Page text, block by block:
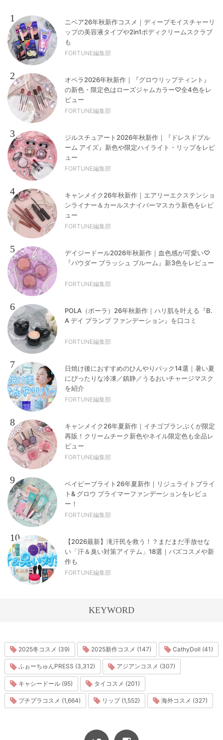
1
ニベア26年秋新作コスメ｜ディープモイスチャーリ
ップの美容液タイプや2in1ボディクリームスクラブ
も
FORTUNE編集部
2
オペラ2026年秋新作｜『グロウリップティント』
の新色・限定色はローズジャムカラー♡全4色をレ
ビュー
FORTUNE編集部
3
ジルスチュアート2026年秋新作｜『ドレスドブル
ーム アイズ』新色や限定ハイライト・リップをレビ
ュー
FORTUNE編集部
4
キャンメイク26年秋新作｜エアリーエクステンショ
ンライナー＆カールスナイパーマスカラ新色をレビ
ュー
FORTUNE編集部
5
デイジードール2026年秋新作｜血色感が可愛い♡
『パウダー ブラッシュ ブルーム』新3色をレビュー
FORTUNE編集部
6
POLA（ポーラ）26年秋新作｜ハリ肌を叶える『B.
A デイ プランプ ファンデーション』を口コミ
FORTUNE編集部
7
日焼け後におすすめのひんやりパック14選｜暑い夏
にぴったりな冷凍／鎮静／うるおいチャージマスク
を紹介
FORTUNE編集部
8
キャンメイク26年夏新作｜イチゴプランぷくが限定
再販！クリームチーク新色やネイル限定色も全品レ
ビュー
FORTUNE編集部
9
ベイビーブライト26年夏新作｜リジュライトブライ
ト& グロウ プライマーファンデーションをレビュ
ー！
FORTUNE編集部
10
【2026最新】滝汗民を救う！？まだまだ手放せな
い「汗＆臭い対策アイテム」18選｜バズコスメや新
作も
FORTUNE編集部
KEYWORD
2025冬コスメ (39) 2025新作コスメ (147) CathyDoll (41)
ふぉーちゅんPRESS (3,312) アジアンコスメ (307)
キャシードール (95) タイコスメ (201)
プチプラコスメ (1,664) リップ (1,552) 海外コスメ (327)